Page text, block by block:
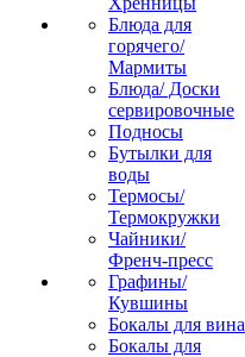
Блюда для
горячего/
Мармиты
Блюда/ Доски
сервировочные
Подносы
Бутылки для
воды
Термосы/
Термокружки
Чайники/
Френч-пресс
Графины/
Кувшины
Бокалы для вина
Бокалы для